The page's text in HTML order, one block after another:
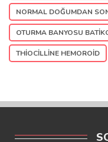
NORMAL DOĞUMDAN
OTURMA BANYOSU
THIOCILLINE HEMOROID